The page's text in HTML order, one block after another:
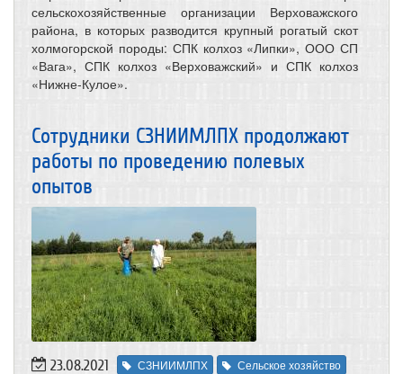
сельскохозяйственные организации Верховажского
района, в которых разводится крупный рогатый скот
холмогорской породы: СПК колхоз «Липки», ООО СП
«Вага», СПК колхоз «Верховажский» и СПК колхоз
«Нижне-Кулое».
Сотрудники СЗНИИМЛПХ продолжают
работы по проведению полевых
опытов
23.08.2021 СЗНИИМЛПХ Сельское хозяйство